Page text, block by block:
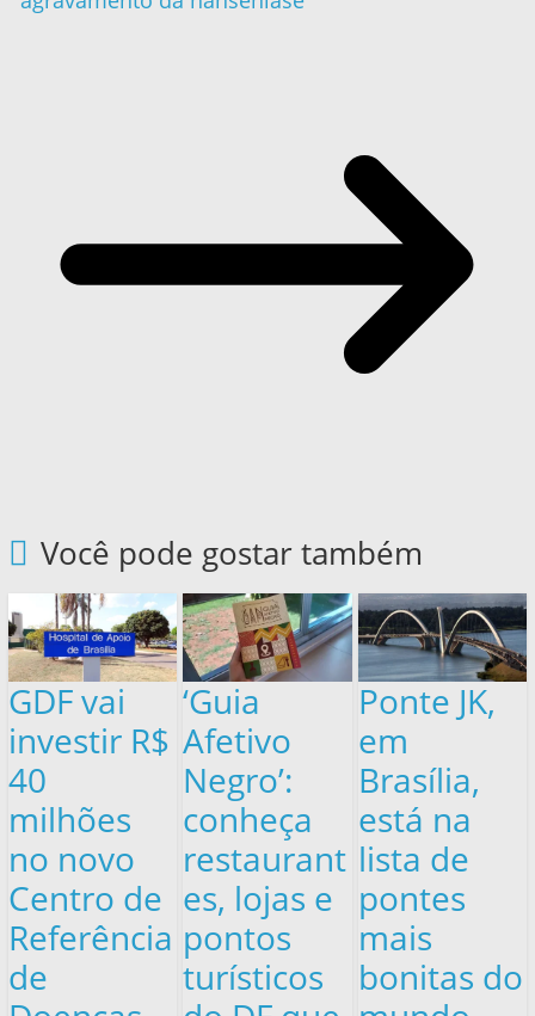
Você pode gostar também
GDF vai
investir R$
40
milhões
no novo
Centro de
Referência
de
‘Guia
Afetivo
Negro’:
conheça
restaurant
es, lojas e
pontos
turísticos
Ponte JK,
em
Brasília,
está na
lista de
pontes
mais
bonitas do